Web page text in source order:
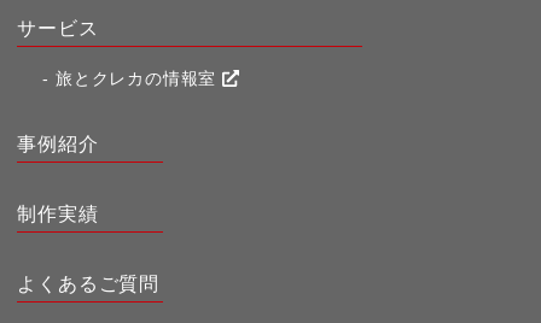
サービス
旅とクレカの情報室
事例紹介
制作実績
よくあるご質問